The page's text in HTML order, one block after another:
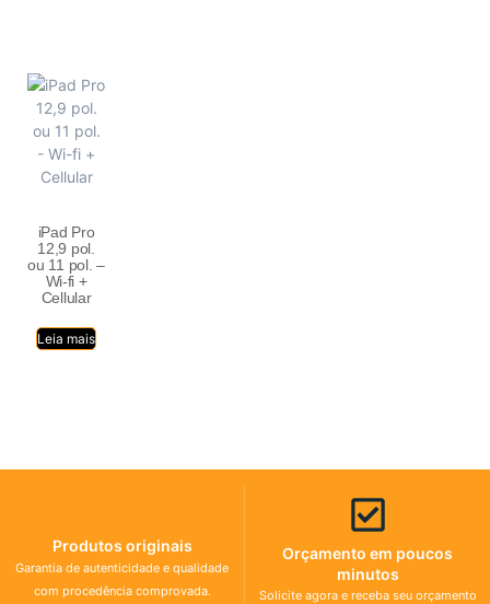
iPad Pro
12,9 pol.
ou 11 pol. –
Wi-fi +
Cellular
Leia mais
Produtos originais
Garantia de autenticidade e qualidade
com procedência comprovada.
Orçamento em poucos
minutos
Solicite agora e receba seu orçamento